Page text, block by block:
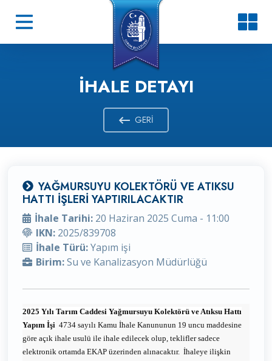
İHALE DETAYI
GERI
YAĞMURSUYU KOLEKTÖRÜ VE ATIKSU
HATTI İŞLERİ YAPTIRILACAKTIR
İhale Tarihi: 20 Haziran 2025 Cuma - 11:00
IKN: 2025/839708
İhale Türü:Yapım işi
Birim:Su ve Kanalizasyon Müdürlüğü
2025 Yılı Tarım Caddesi Yağmursuyu Kolektörü ve Atıksu Hattı
Yapım İşi 4734 sayılı Kamu İhale Kanununun 19 uncu maddesine
göre açık ihale usulü ile ihale edilecek olup, teklifler sadece
elektronik ortamda EKAP üzerinden alınacaktır. İhaleye ilişkin